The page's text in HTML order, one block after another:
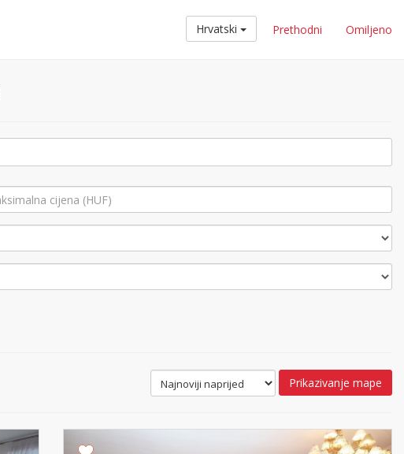
Hrvatski Prethodni Omiljeno
Prikazivanje mape